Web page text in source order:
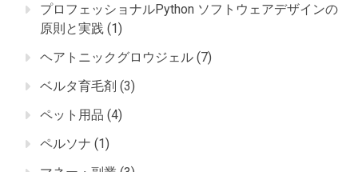
プロフェッショナルPython ソフトウェアデザインの
原則と実践 (1)
ヘアトニックグロウジェル (7)
ベルタ育毛剤 (3)
ペット用品 (4)
ペルソナ (1)